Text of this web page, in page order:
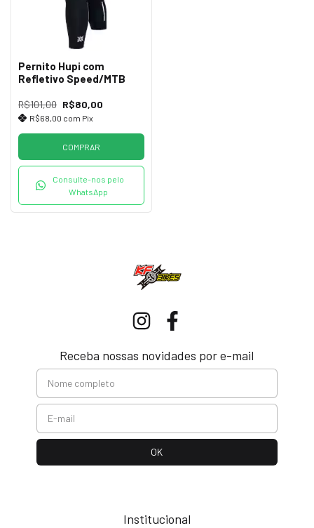
Pernito Hupi com
Refletivo Speed/MTB
R$101,00 R$80,00
R$68,00 com Pix
COMPRAR
Consulte-nos pelo
WhatsApp
Receba nossas novidades por e-mail
Institucional